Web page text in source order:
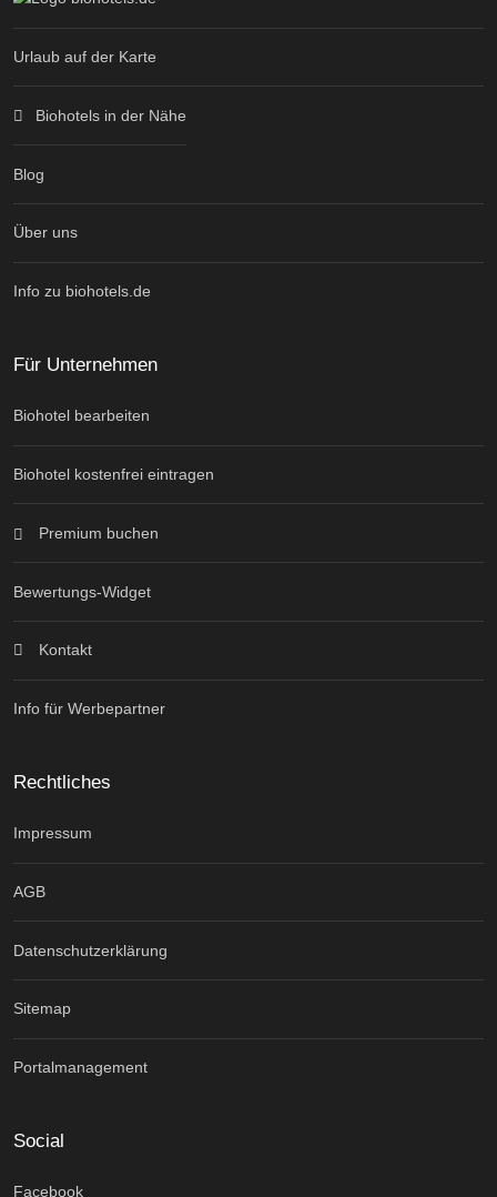
Urlaub auf der Karte
Biohotels in der Nähe
Blog
Über uns
Info zu biohotels.de
Für Unternehmen
Biohotel bearbeiten
Biohotel kostenfrei eintragen
Premium buchen
Bewertungs-Widget
Kontakt
Info für Werbepartner
Rechtliches
Impressum
AGB
Datenschutzerklärung
Sitemap
Portalmanagement
Social
Facebook